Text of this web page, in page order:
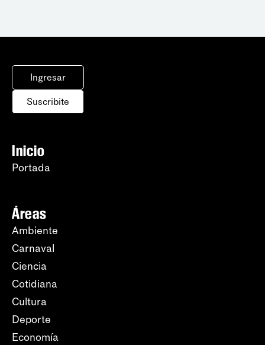
Ingresar
Suscribite
Inicio
Portada
Áreas
Ambiente
Carnaval
Ciencia
Cotidiana
Cultura
Deporte
Economía